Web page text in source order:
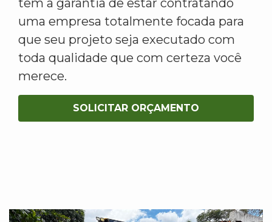
uma empresa totalmente focada para
que seu projeto seja executado com
toda qualidade que com certeza você
merece.
SOLICITAR ORÇAMENTO